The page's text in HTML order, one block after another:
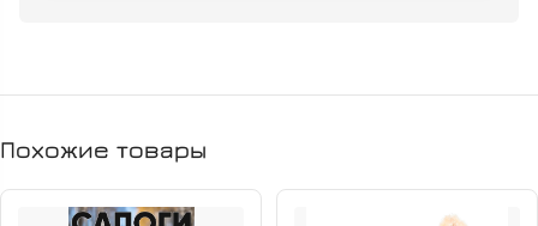
Похожие товары